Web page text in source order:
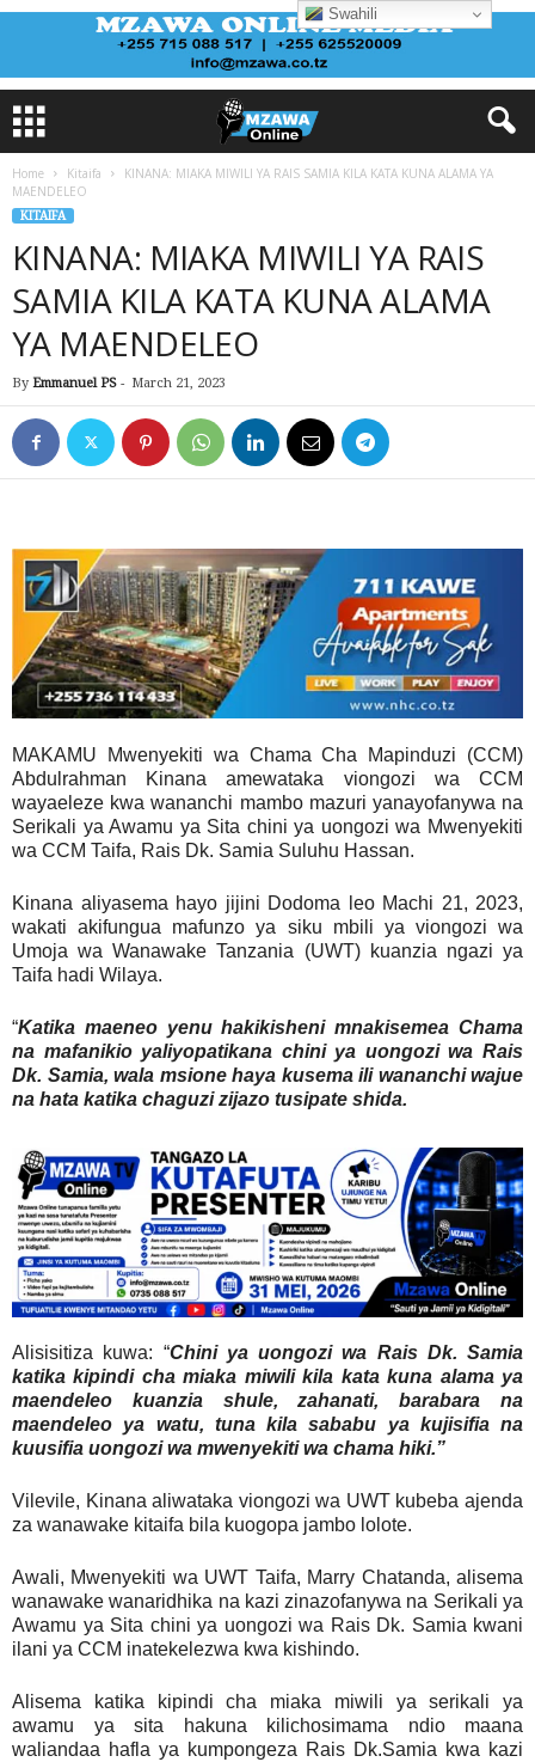
Home Kitaifa
KINANA: MIAKA MIWILI YA RAIS SAMIA KILA KATA KUNA ALAMA YA
MAENDELEO
KITAIFA
KINANA: MIAKA MIWILI YA RAIS
SAMIA KILA KATA KUNA ALAMA
YA MAENDELEO
By Emmanuel PS - March 21, 2023
MAKAMU Mwenyekiti wa Chama Cha Mapinduzi (CCM)
Abdulrahman Kinana amewataka viongozi wa CCM
wayaeleze kwa wananchi mambo mazuri yanayofanywa na
Serikali ya Awamu ya Sita chini ya uongozi wa Mwenyekiti
wa CCM Taifa, Rais Dk. Samia Suluhu Hassan.
Kinana aliyasema hayo jijini Dodoma leo Machi 21, 2023,
wakati akifungua mafunzo ya siku mbili ya viongozi wa
Umoja wa Wanawake Tanzania (UWT) kuanzia ngazi ya
Taifa hadi Wilaya.
“Katika maeneo yenu hakikisheni mnakisemea Chama
na mafanikio yaliyopatikana chini ya uongozi wa Rais
Dk. Samia, wala msione haya kusema ili wananchi wajue
na hata katika chaguzi zijazo tusipate shida.
Alisisitiza kuwa: “Chini ya uongozi wa Rais Dk. Samia
katika kipindi cha miaka miwili kila kata kuna alama ya
maendeleo kuanzia shule, zahanati, barabara na
maendeleo ya watu, tuna kila sababu ya kujisifia na
kuusifia uongozi wa mwenyekiti wa chama hiki.”
Vilevile, Kinana aliwataka viongozi wa UWT kubeba ajenda
za wanawake kitaifa bila kuogopa jambo lolote.
Awali, Mwenyekiti wa UWT Taifa, Marry Chatanda, alisema
wanawake wanaridhika na kazi zinazofanywa na Serikali ya
Awamu ya Sita chini ya uongozi wa Rais Dk. Samia kwani
ilani ya CCM inatekelezwa kwa kishindo.
Alisema katika kipindi cha miaka miwili ya serikali ya
awamu ya sita hakuna kilichosimama ndio maana
waliandaa hafla ya kumpongeza Rais Dk.Samia kwa kazi
Swahili